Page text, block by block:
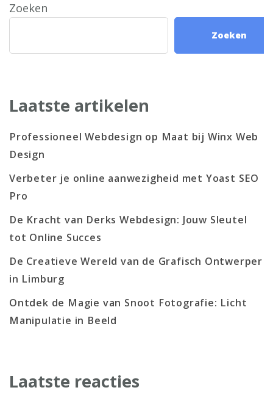
Zoeken
Zoeken
Laatste artikelen
Professioneel Webdesign op Maat bij Winx Web
Design
Verbeter je online aanwezigheid met Yoast SEO
Pro
De Kracht van Derks Webdesign: Jouw Sleutel
tot Online Succes
De Creatieve Wereld van de Grafisch Ontwerper
in Limburg
Ontdek de Magie van Snoot Fotografie: Licht
Manipulatie in Beeld
Laatste reacties